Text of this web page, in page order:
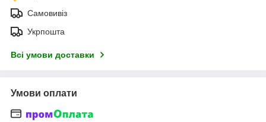
Самовивіз
Укрпошта
Всі умови доставки
Умови оплати